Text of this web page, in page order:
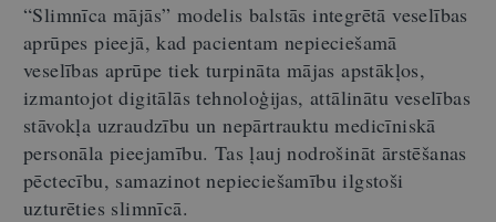
“Slimnīca mājās” modelis balstās integrētā veselības
aprūpes pieejā, kad pacientam nepieciešamā
veselības aprūpe tiek turpināta mājas apstākļos,
izmantojot digitālās tehnoloģijas, attālinātu veselības
stāvokļa uzraudzību un nepārtrauktu medicīniskā
personāla pieejamību. Tas ļauj nodrošināt ārstēšanas
pēctecību, samazinot nepieciešamību ilgstoši
uzturēties slimnīcā.